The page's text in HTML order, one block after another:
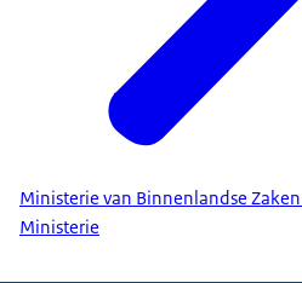
Ministerie van Binnenlandse
Ministerie